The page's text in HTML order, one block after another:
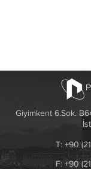
Giyimkent 6.Sok.
T: +90
F: +90